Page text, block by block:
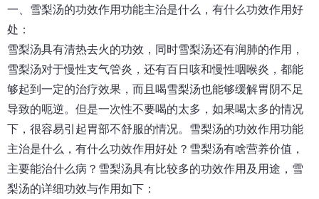
一、 雪梨汤的功效作用功能主治是什么，有什么功效作用好
处 ：
雪梨汤具有清热去火的功效，同时雪梨汤还有润肺的作用，
雪梨汤对于慢性支气管炎，还有百日咳和慢性咽喉炎，都能
够起到一定的治疗效果，而且喝雪梨汤也能够缓解胃阴不足
导致的呃逆。但是一次性不要喝的太多，如果喝太多的情况
下，很容易引起胃部不舒服的情况。雪梨汤的功效作用功能
主治是什么，有什么功效作用好处？雪梨汤有啥营养价值，
主要能治什么病？雪梨汤具有比较多的功效作用及用途，雪
梨汤的详细功效与作用如下：